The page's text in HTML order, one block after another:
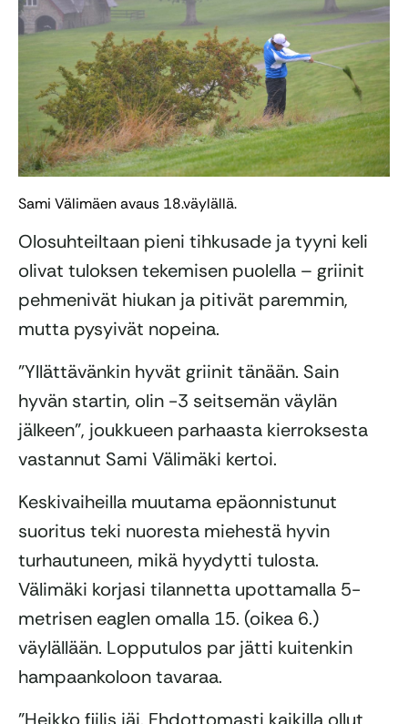
Sami Välimäen avaus 18.väylällä.
Olosuhteiltaan pieni tihkusade ja tyyni keli
olivat tuloksen tekemisen puolella – griinit
pehmenivät hiukan ja pitivät paremmin,
mutta pysyivät nopeina.
”Yllättävänkin hyvät griinit tänään. Sain
hyvän startin, olin -3 seitsemän väylän
jälkeen”, joukkueen parhaasta kierroksesta
vastannut Sami Välimäki kertoi.
Keskivaiheilla muutama epäonnistunut
suoritus teki nuoresta miehestä hyvin
turhautuneen, mikä hyydytti tulosta.
Välimäki korjasi tilannetta upottamalla 5-
metrisen eaglen omalla 15. (oikea 6.)
väylällään. Lopputulos par jätti kuitenkin
hampaankoloon tavaraa.